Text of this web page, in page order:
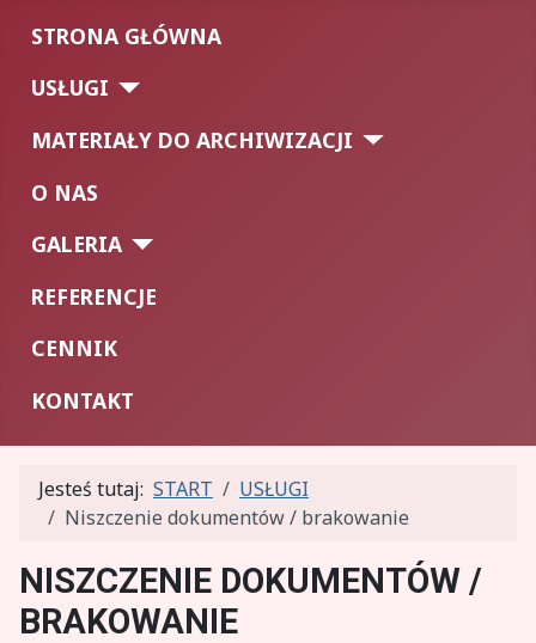
STRONA GŁÓWNA
USŁUGI
MATERIAŁY DO ARCHIWIZACJI
O NAS
GALERIA
REFERENCJE
CENNIK
KONTAKT
Jesteś tutaj: START
USŁUGI
Niszczenie dokumentów / brakowanie
NISZCZENIE DOKUMENTÓW /
BRAKOWANIE